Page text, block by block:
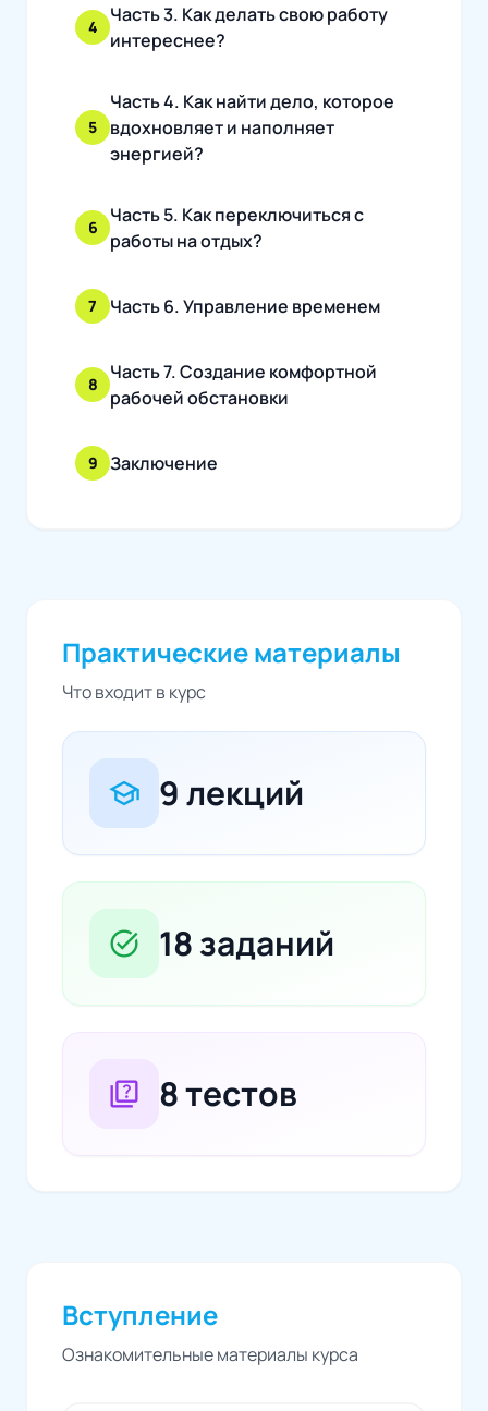
4
Часть 3. Как делать свою работу
интереснее?
5
Часть 4. Как найти дело, которое
вдохновляет и наполняет
энергией?
6
Часть 5. Как переключиться с
работы на отдых?
7 Часть 6. Управление временем
8
Часть 7. Создание комфортной
рабочей обстановки
9 Заключение
Практические материалы
Что входит в курс
school 9 лекций
task_alt 18 заданий
quiz 8 тестов
Вступление
Ознакомительные материалы курса